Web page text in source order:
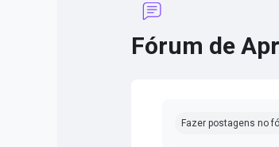
Fórum de
Fazer postagens no